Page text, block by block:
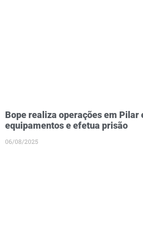
Bope realiza operações em Pilar
equipamentos e efetua prisão
06/08/2025